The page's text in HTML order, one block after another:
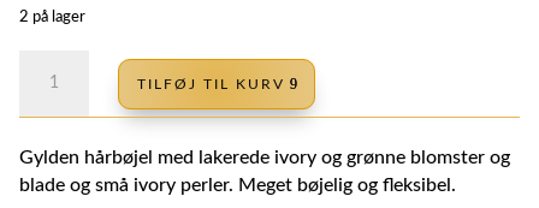
2 på lager
Conception
TILFØJ TIL KURV
Gylden hårbøjel med lakerede ivory og grønne blomster og
blade og små ivory perler. Meget bøjelig og fleksibel.